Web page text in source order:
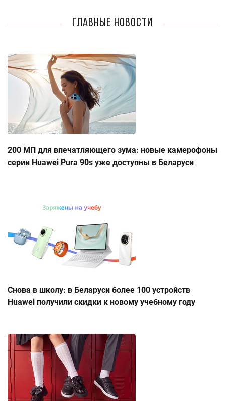
Главные новости
200 МП для впечатляющего зума: новые камерофоны
серии Huawei Pura 90s уже доступны в Беларуси
Снова в школу: в Беларуси более 100 устройств
Huawei получили скидки к новому учебному году